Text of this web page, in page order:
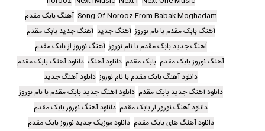
Song Of Norooz From Babak Moghadam آهنگ بابک مقدم
آهنگ بابک مقدم با نام نوروز آهنگ جدید آهنگ جدید بابک مقدم
آهنگ جدید بابک مقدم با نام نوروز آهنگ نوروز از بابک مقدم
آهنگ نوروز بابک مقدم بابک مقدم دانلود آهنگ دانلود آهنگ بابک مقدم
دانلود آهنگ بابک مقدم با نام نوروز دانلود آهنگ جدید
دانلود آهنگ جدید بابک مقدم دانلود آهنگ جدید بابک مقدم با نام نوروز
دانلود آهنگ نوروز از بابک مقدم دانلود آهنگ نوروز بابک مقدم
دانلود آهنگ های بابک مقدم دانلود موزیک جدید نوروز بابک مقدم